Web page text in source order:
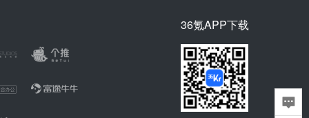
36氪APP下载